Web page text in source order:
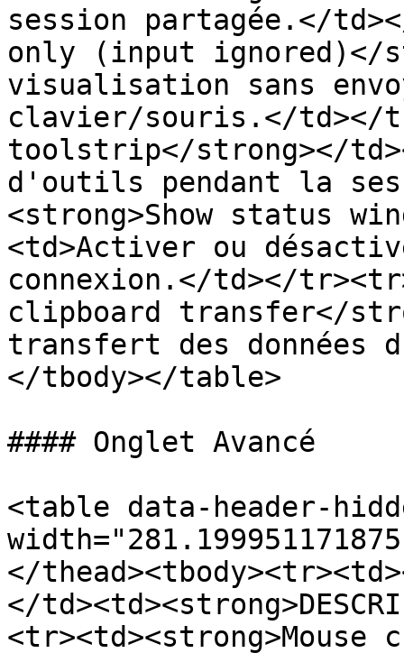
session partagée.</
only (input ignored)</
visualisation sans
clavier/souris.</td></
toolstrip</strong></
d'outils pendant la
<strong>Show status
<td>Activer ou
connexion.</td></
clipboard transfer</
transfert des données
</tbody></table>
#### Onglet Avancé
<table data-header-
</
</
<tr><td><strong>Mouse